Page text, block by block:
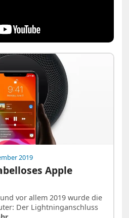
2019
Apple
vor allem 2019 wurde die
Der Lightninganschluss